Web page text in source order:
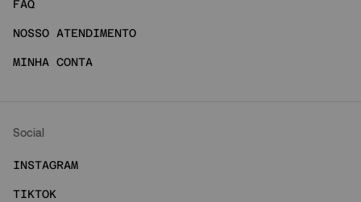
FAQ
NOSSO ATENDIMENTO
MINHA CONTA
Social
INSTAGRAM
TIKTOK